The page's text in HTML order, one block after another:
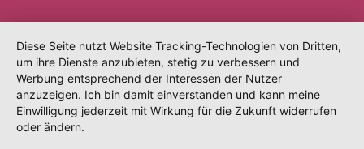
Diese Seite nutzt Website Tracking-Technologien von Dritten,
um ihre Dienste anzubieten, stetig zu verbessern und
Werbung entsprechend der Interessen der Nutzer
anzuzeigen. Ich bin damit einverstanden und kann meine
Einwilligung jederzeit mit Wirkung für die Zukunft widerrufen
oder ändern.